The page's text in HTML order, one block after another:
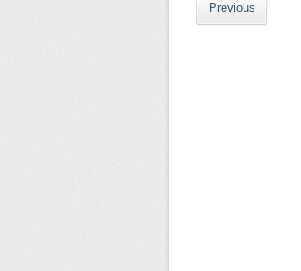
Previous